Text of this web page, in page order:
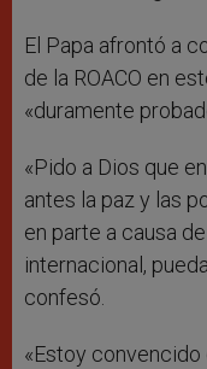
El Papa afrontó a
de la ROACO en
«duramente
«Pido a Dios que
antes la paz y las
en parte a causa
internacional,
confesó.
«Estoy